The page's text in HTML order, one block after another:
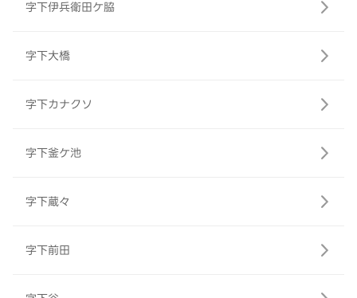
字下伊兵衛田ケ脇
字下大橋
字下カナクソ
字下釜ケ池
字下蔵々
字下前田